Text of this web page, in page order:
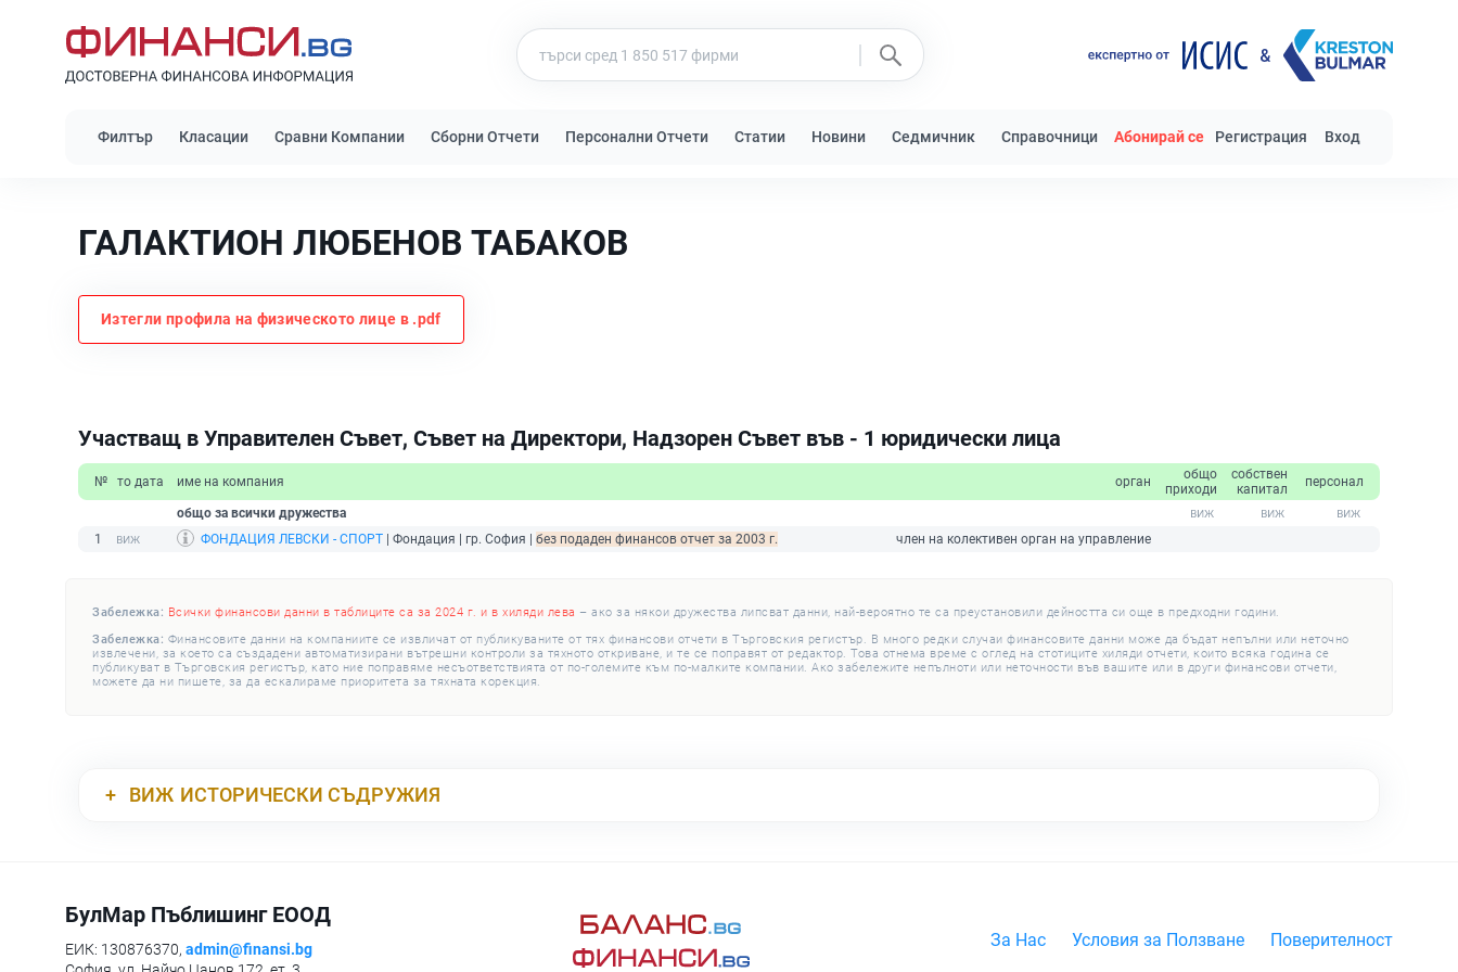
Филтър Класации Сравни Компании Сборни Отчети Персонални Отчети Статии Новини Седмичник Справочници Абонирай се Регистрация Вход
ГАЛАКТИОН ЛЮБЕНОВ ТАБАКОВ
Изтегли профила на физическото лице в .pdf
Участващ в Управителен Съвет, Съвет на Директори, Надзорен Съвет във - 1 юридически лица
№ то дата име на компания орган
общо
приходи
собствен
капитал
персонал
общо за всички дружества
1
ФОНДАЦИЯ ЛЕВСКИ - СПОРТ | Фондация | гр. София | без подаден финансов отчет за 2003 г. член на колективен орган на управление
Забележка: Всички финансови данни в таблиците са за 2024 г. и в хиляди лева – ако за някои дружества липсват данни, най-вероятно те са преустановили дейността си още в предходни години.
Забележка: Финансовите данни на компаниите се извличат от публикуваните от тях финансови отчети в Търговския регистър. В много редки случаи финансовите данни може да бъдат непълни или неточно
извлечени, за което са създадени автоматизирани вътрешни контроли за тяхното откриване, и те се поправят от редактор. Това отнема време с оглед на стотиците хиляди отчети, които всяка година се
публикуват в Търговския регистър, като ние поправяме несъответствията от по-големите към по-малките компании. Ако забележите непълноти или неточности във вашите или в други финансови отчети,
можете да ни пишете, за да ескалираме приоритета за тяхната корекция.
ВИЖ ИСТОРИЧЕСКИ СЪДРУЖИЯ
БулМар Пъблишинг ЕООД
ЕИК: 130876370, admin@finansi.bg
За Нас Условия за Ползване Поверителност